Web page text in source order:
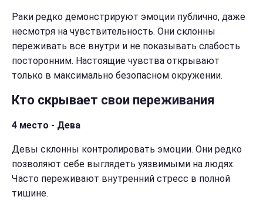
Раки редко демонстрируют эмоции публично, даже
несмотря на чувствительность. Они склонны
переживать все внутри и не показывать слабость
посторонним. Настоящие чувства открывают
только в максимально безопасном окружении.
Кто скрывает свои переживания
4 место - Дева
Девы склонны контролировать эмоции. Они редко
позволяют себе выглядеть уязвимыми на людях.
Часто переживают внутренний стресс в полной
тишине.